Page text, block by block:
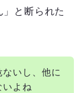
と断られた
いし、他に
いよね